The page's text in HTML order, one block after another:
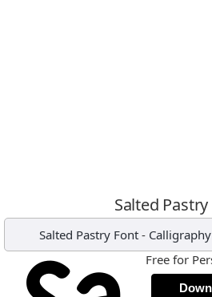
Salted
Salted Pastry Font -
Free for